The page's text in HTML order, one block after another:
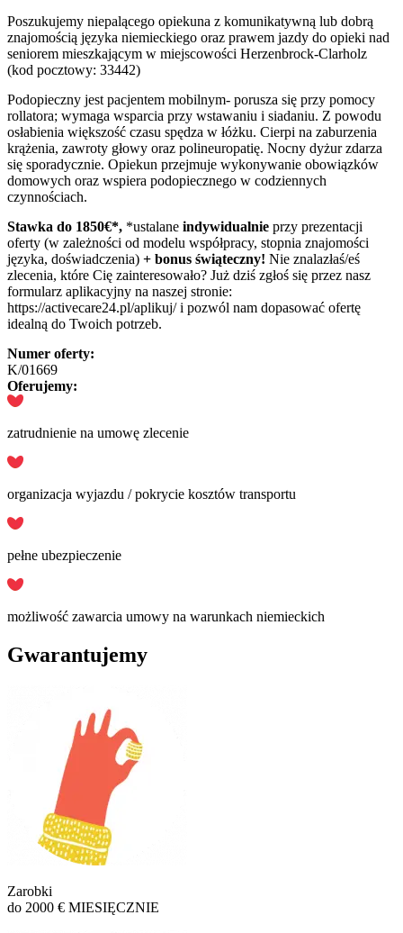
Poszukujemy niepalącego opiekuna z komunikatywną lub dobrą
znajomością języka niemieckiego oraz prawem jazdy do opieki nad
seniorem mieszkającym w miejscowości Herzenbrock-Clarholz
(kod pocztowy: 33442)
Podopieczny jest pacjentem mobilnym- porusza się przy pomocy
rollatora; wymaga wsparcia przy wstawaniu i siadaniu. Z powodu
osłabienia większość czasu spędza w łóżku. Cierpi na zaburzenia
krążenia, zawroty głowy oraz polineuropatię. Nocny dyżur zdarza
się sporadycznie. Opiekun przejmuje wykonywanie obowiązków
domowych oraz wspiera podopiecznego w codziennych
czynnościach.
Stawka do 1850€*, *ustalane indywidualnie przy prezentacji
oferty (w zależności od modelu współpracy, stopnia znajomości
języka, doświadczenia) + bonus świąteczny! Nie znalazłaś/eś
zlecenia, które Cię zainteresowało? Już dziś zgłoś się przez nasz
formularz aplikacyjny na naszej stronie:
https://activecare24.pl/aplikuj/ i pozwól nam dopasować ofertę
idealną do Twoich potrzeb.
Numer oferty:
K/01669
Oferujemy:
zatrudnienie na umowę zlecenie
organizacja wyjazdu / pokrycie kosztów transportu
pełne ubezpieczenie
możliwość zawarcia umowy na warunkach niemieckich
Gwarantujemy
Zarobki
do 2000 € MIESIĘCZNIE